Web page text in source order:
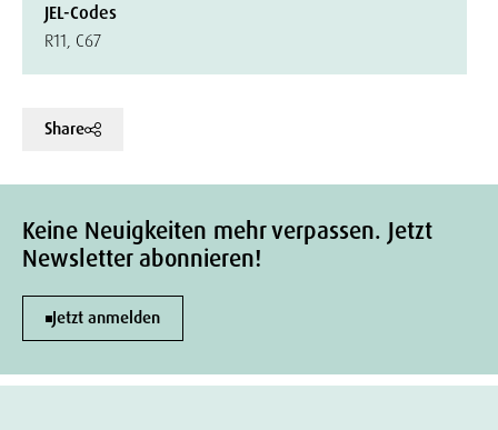
JEL-Codes
R11, C67
Share
Keine Neuigkeiten mehr verpassen. Jetzt
Newsletter abonnieren!
Jetzt anmelden